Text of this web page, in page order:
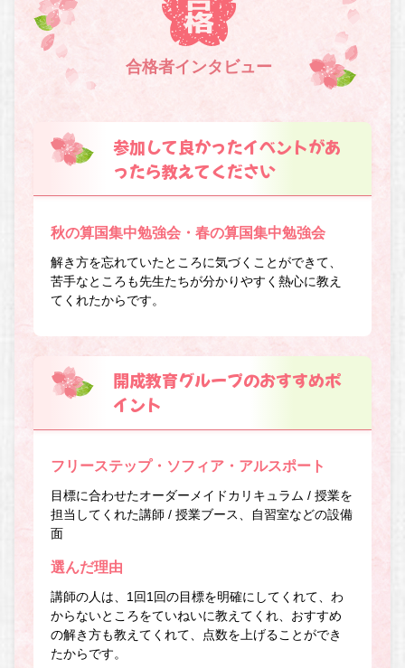
合格者インタビュー
参加して良かったイベントがあ
ったら教えてください
秋の算国集中勉強会・春の算国集中勉強会
解き方を忘れていたところに気づくことができて、
苦手なところも先生たちが分かりやすく熱心に教え
てくれたからです。
開成教育グループのおすすめポ
イント
フリーステップ・ソフィア・アルスポート
目標に合わせたオーダーメイドカリキュラム / 授業を
担当してくれた講師 / 授業ブース、自習室などの設備
面
選んだ理由
講師の人は、1回1回の目標を明確にしてくれて、わ
からないところをていねいに教えてくれ、おすすめ
の解き方も教えてくれて、点数を上げることができ
たからです。